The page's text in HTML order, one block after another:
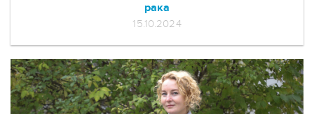
рака
15.10.2024